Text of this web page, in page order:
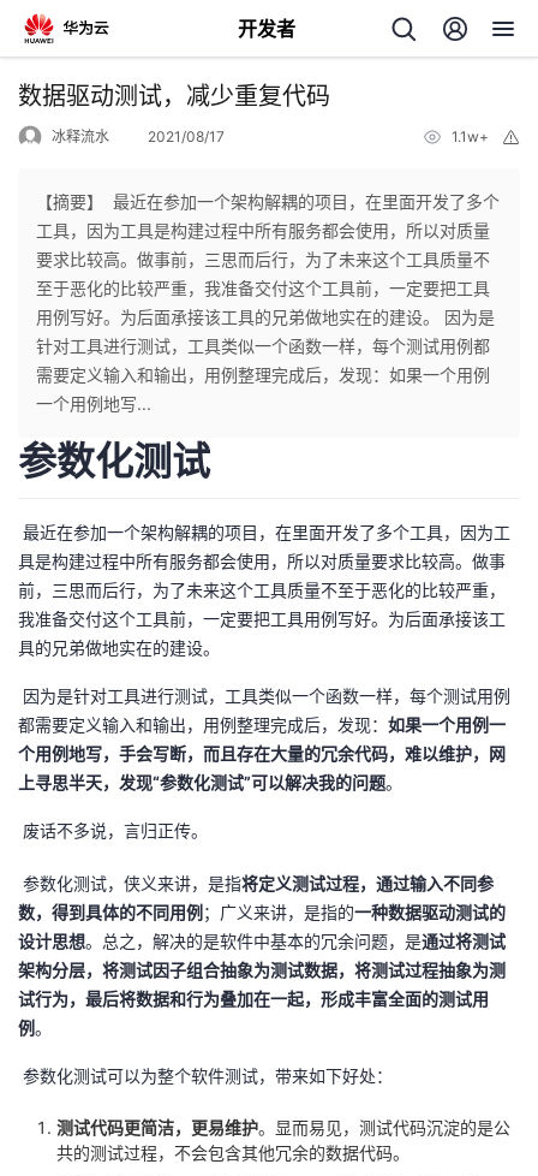
开发者
返
个
人
主
页
我
的
开
发
者
我
的
博
我
的
我
子
直
播
的
活
我
的
我
Programs
数据驱动测试，减少重复代码
冰释流水 2021/08/17 1.1w+
【摘要】 ​ 最近在参加一个架构解耦的项目，在里面开发了多个
工具，因为工具是构建过程中所有服务都会使用，所以对质量
要求比较高。做事前，三思而后行，为了未来这个工具质量不
至于恶化的比较严重，我准备交付这个工具前，一定要把工具
用例写好。为后面承接该工具的兄弟做地实在的建设。​ 因为是
针对工具进行测试，工具类似一个函数一样，每个测试用例都
需要定义输入和输出，用例整理完成后，发现：如果一个用例
一个用例地写...
参数化测试
​ 最近在参加一个架构解耦的项目，在里面开发了多个工具，因为工
具是构建过程中所有服务都会使用，所以对质量要求比较高。做事
前，三思而后行，为了未来这个工具质量不至于恶化的比较严重，
我准备交付这个工具前，一定要把工具用例写好。为后面承接该工
具的兄弟做地实在的建设。
​ 因为是针对工具进行测试，工具类似一个函数一样，每个测试用例
都需要定义输入和输出，用例整理完成后，发现： 如果一个用例一
个用例地写，手会写断，而且存在大量的冗余代码，难以维护，网
上寻思半天，发现“参数化测试”可以解决我的问题。
​ 废话不多说，言归正传。
​ 参数化测试，侠义来讲，是指将定义测试过程，通过输入不同参
数，得到具体的不同用例 ；广义来讲，是指的一种数据驱动测试的
设计思想。总之，解决的是软件中基本的冗余问题，是通过将测试
架构分层，将测试因子组合抽象为测试数据，将测试过程抽象为测
试行为，最后将数据和行为叠加在一起，形成丰富全面的测试用
例。
​ 参数化测试可以为整个软件测试，带来如下好处：
测试代码更简洁，更易维护。显而易见，测试代码沉淀的是公
共的测试过程，不会包含其他冗余的数据代码。